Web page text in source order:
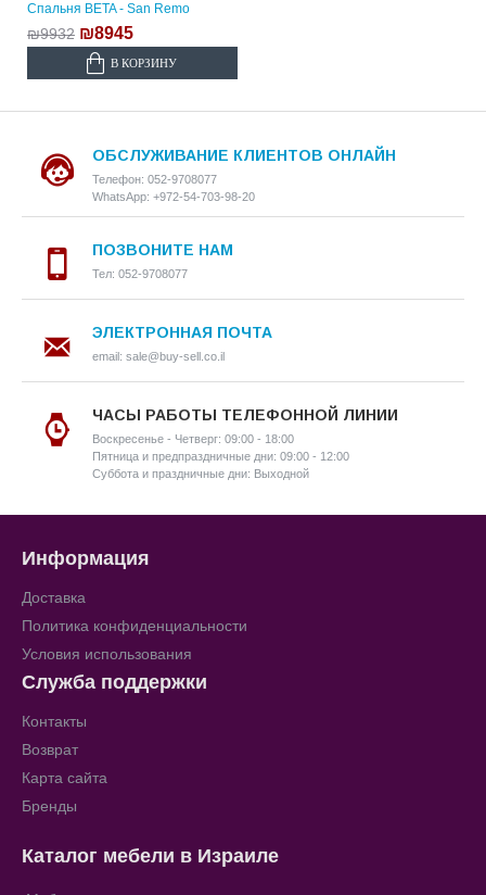
Спальня BETA - San Remo
₪9932 ₪8945
В КОРЗИНУ
ОБСЛУЖИВАНИЕ КЛИЕНТОВ ОНЛАЙН
Телефон: 052-9708077
WhatsApp: +972-54-703-98-20
ПОЗВОНИТЕ НАМ
Тел: 052-9708077
ЭЛЕКТРОННАЯ ПОЧТА
email: sale@buy-sell.co.il
ЧАСЫ РАБОТЫ ТЕЛЕФОННОЙ ЛИНИИ
Воскресенье - Четверг: 09:00 - 18:00
Пятница и предпраздничные дни: 09:00 - 12:00
Суббота и праздничные дни: Выходной
Информация
Доставка
Политика конфиденциальности
Условия использования
Служба поддержки
Контакты
Возврат
Карта сайта
Бренды
Каталог мебели в Израиле